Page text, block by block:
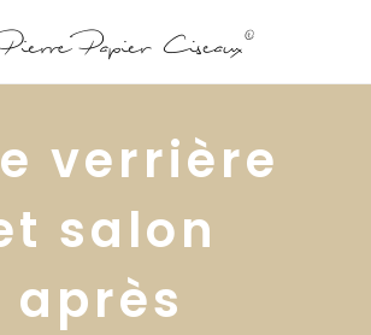
verrière
salon
après